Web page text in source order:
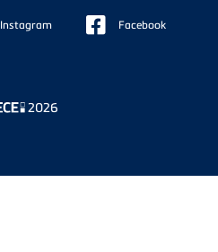
Instagram Facebook
2026